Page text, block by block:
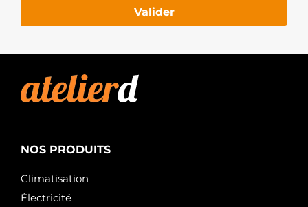
Valider
NOS PRODUITS
Climatisation
Électricité